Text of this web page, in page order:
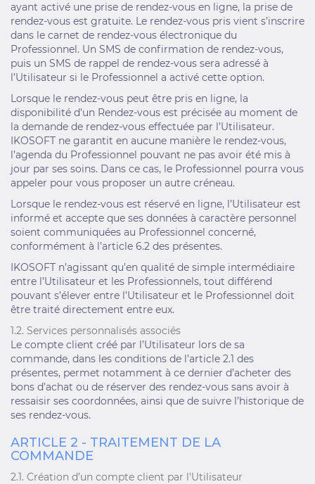
ayant activé une prise de rendez-vous en ligne, la prise de
rendez-vous est gratuite. Le rendez-vous pris vient s’inscrire
dans le carnet de rendez-vous électronique du
Professionnel. Un SMS de confirmation de rendez-vous,
puis un SMS de rappel de rendez-vous sera adressé à
l’Utilisateur si le Professionnel a activé cette option.
Lorsque le rendez-vous peut être pris en ligne, la
disponibilité d’un Rendez-vous est précisée au moment de
la demande de rendez-vous effectuée par l’Utilisateur.
IKOSOFT ne garantit en aucune manière le rendez-vous,
l’agenda du Professionnel pouvant ne pas avoir été mis à
jour par ses soins. Dans ce cas, le Professionnel pourra vous
appeler pour vous proposer un autre créneau.
Lorsque le rendez-vous est réservé en ligne, l’Utilisateur est
informé et accepte que ses données à caractère personnel
soient communiquées au Professionnel concerné,
conformément à l’article 6.2 des présentes.
IKOSOFT n’agissant qu’en qualité de simple intermédiaire
entre l’Utilisateur et les Professionnels, tout différend
pouvant s’élever entre l’Utilisateur et le Professionnel doit
être traité directement entre eux.
1.2. Services personnalisés associés
Le compte client créé par l’Utilisateur lors de sa
commande, dans les conditions de l’article 2.1 des
présentes, permet notamment à ce dernier d’acheter des
bons d’achat ou de réserver des rendez-vous sans avoir à
ressaisir ses coordonnées, ainsi que de suivre l’historique de
ses rendez-vous.
ARTICLE 2 - TRAITEMENT DE LA
COMMANDE
2.1. Création d’un compte client par l’Utilisateur